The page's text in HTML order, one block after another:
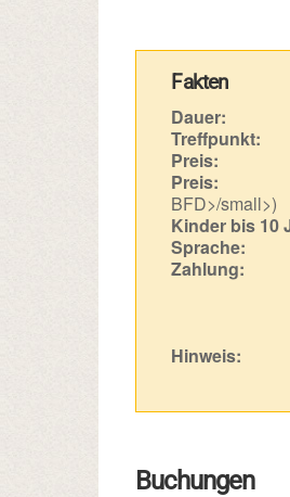
Fakten
Dauer:
Treffpunkt:
Preis:
Preis:
BFD>/small>)
Kinder bis 10
Sprache:
Zahlung:
Hinweis:
Buchungen